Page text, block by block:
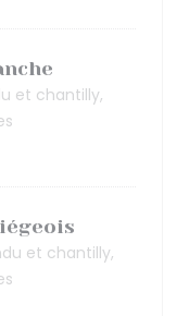
et chantilly,
et chantilly,